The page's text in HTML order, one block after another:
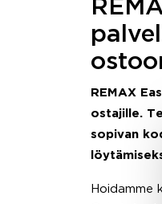
REMAX
ostajille.
sopivan
Hoidamme